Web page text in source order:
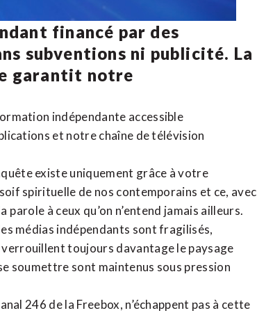
financé par des
subventions ni publicité. La
garantit notre
indépendante accessible
et notrechaîne de télévision
existe uniquement grâce à votre
spirituelle de nos contemporains et ce, avec
parole à ceux qu’on n’entend jamais ailleurs.
médias indépendants sont fragilisés,
toujours davantage le paysage
soumettre sont maintenus sous pression
246 de la Freebox, n’échappent pas à cette